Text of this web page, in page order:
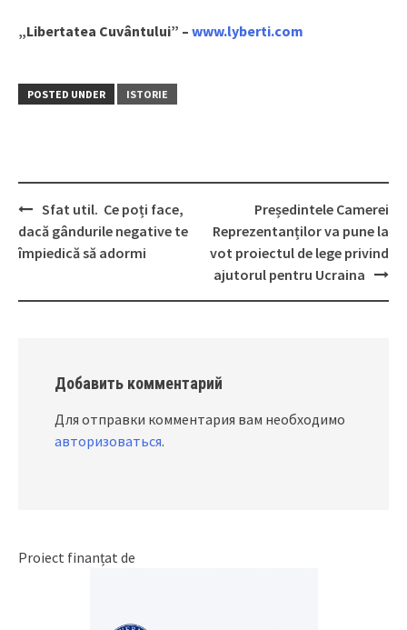
„Libertatea Cuvântului” – www.lyberti.com
POSTED UNDER ISTORIE
Post
navigation
Sfat util. Ce poți face,
dacă gândurile negative te
împiedică să adormi
Președintele Camerei
Reprezentanților va pune la
vot proiectul de lege privind
ajutorul pentru Ucraina
Добавить комментарий
Для отправки комментария вам необходимо
авторизоваться.
Proiect finanțat de